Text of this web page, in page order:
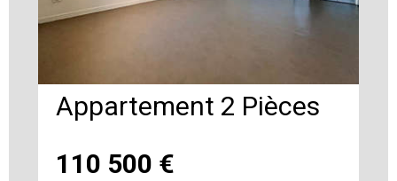
110 500 €
Appartement 2 Pièces